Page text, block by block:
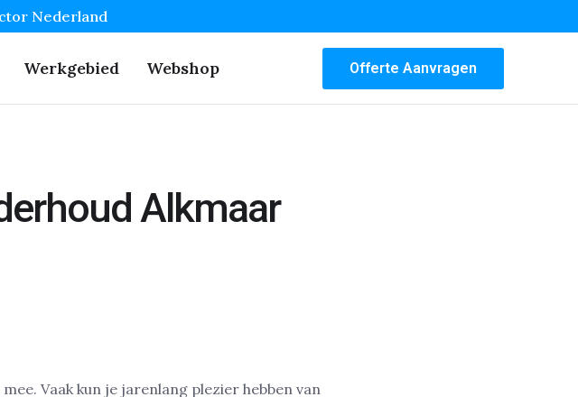
Nederland
Werkgebied Webshop Offerte Aanvragen
Alkmaar